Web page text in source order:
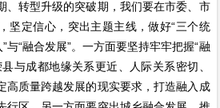
、转型升级的突破期，我们要在市委、市
坚定信心，突出主题主线，做好“三个统
与“融合发展”。一方面要坚持牢牢把握“融
与成都地缘关系更近、人际关系密切、
高质量跨越发展的现实要求，打造融入成